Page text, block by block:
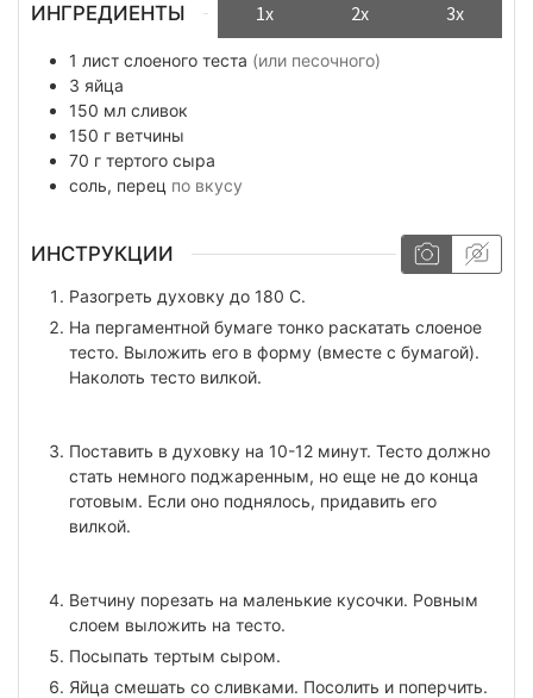
ИНГРЕДИЕНТЫ 1x 2x 3x
1 лист слоеного теста (или песочного)
3 яйца
150 мл сливок
150 г ветчины
70 г тeртого сыра
соль, перец по вкусу
ИНСТРУКЦИИ
Разогреть духовку до 180 С.
На пергаментной бумаге тонко раскатать слоеное
тесто. Выложить его в форму (вместе с бумагой).
Наколоть тесто вилкой.
Поставить в духовку на 10-12 минут. Тесто должно
стать немного поджаренным, но еще не до конца
готовым. Если оно поднялось, придавить его
вилкой.
Ветчину порезать на маленькие кусочки. Ровным
слоем выложить на тесто.
Посыпать тeртым сыром.
Яйца смешать со сливками. Посолить и поперчить.